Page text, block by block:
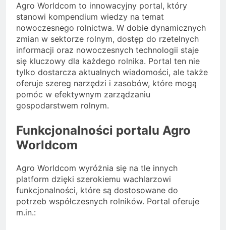
Agro Worldcom to innowacyjny portal, który
stanowi kompendium wiedzy na temat
nowoczesnego rolnictwa. W dobie dynamicznych
zmian w sektorze rolnym, dostęp do rzetelnych
informacji oraz nowoczesnych technologii staje
się kluczowy dla każdego rolnika. Portal ten nie
tylko dostarcza aktualnych wiadomości, ale także
oferuje szereg narzędzi i zasobów, które mogą
pomóc w efektywnym zarządzaniu
gospodarstwem rolnym.
Funkcjonalności portalu Agro
Worldcom
Agro Worldcom wyróżnia się na tle innych
platform dzięki szerokiemu wachlarzowi
funkcjonalności, które są dostosowane do
potrzeb współczesnych rolników. Portal oferuje
m.in.: